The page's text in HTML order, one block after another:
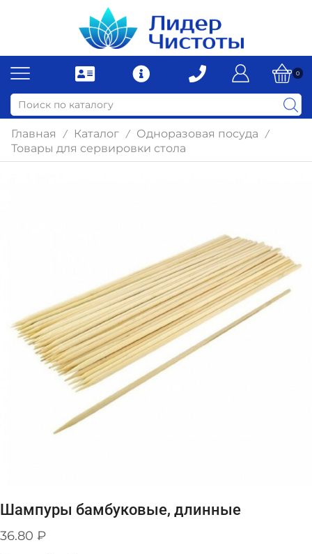
0
Главная / Каталог / Одноразовая посуда /
Товары для сервировки стола
Шампуры бамбуковые, длинные
36.80 ₽